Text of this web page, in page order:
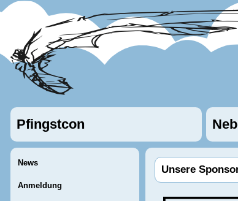
Pfingstcon
News
Anmeldung
Unsere